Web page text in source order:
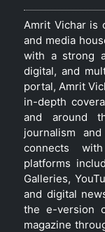
Amrit Vichar is
and media
with a strong
digital, and
portal, Amrit
in-depth
and around
journalism
connects
platforms
Galleries,
and digital
the e-version
magazine